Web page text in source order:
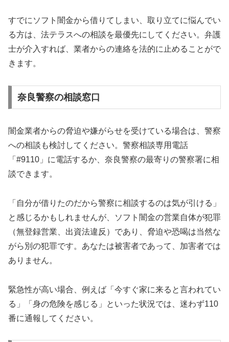
すでにソフト闇金から借りてしまい、取り立てに悩んでい
る方は、法テラスへの相談を最優先にしてください。弁護
士が介入すれば、業者からの連絡を法的に止めることがで
きます。
奈良警察の相談窓口
闇金業者からの脅迫や嫌がらせを受けている場合は、警察
への相談も検討してください。警察相談専用電話
「#9110」に電話するか、奈良警察の最寄りの警察署に相
談できます。
「自分が借りたのだから警察に相談するのは気が引ける」
と感じるかもしれませんが、ソフト闇金の営業自体が犯罪
（無登録営業、出資法違反）であり、脅迫や恐喝は当然な
がら別の犯罪です。あなたは被害者であって、加害者では
ありません。
緊急性が高い場合、例えば「今すぐ家に来ると言われてい
る」「身の危険を感じる」といった状況では、迷わず110
番に通報してください。